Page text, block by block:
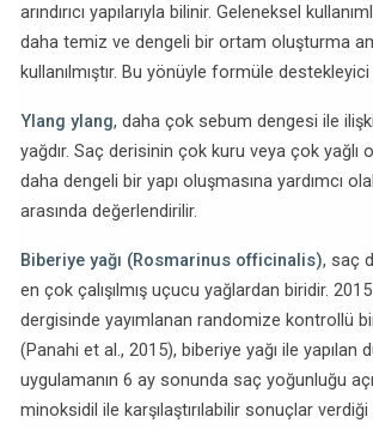
arındırıcı yapılarıyla bilinir. Geleneksel
daha temiz ve dengeli bir ortam oluşturma
kullanılmıştır. Bu yönüyle formüle
Ylang ylang, daha çok sebum dengesi ile
yağdır. Saç derisinin çok kuru veya çok yağlı
daha dengeli bir yapı oluşmasına yardımcı
arasında değerlendirilir.
Biberiye yağı (Rosmarinus officinalis), saç
en çok çalışılmış uçucu yağlardan biridir. 2015
dergisinde yayımlanan randomize kontrollü
(Panahi et al., 2015), biberiye yağı ile yapılan
uygulamanın 6 ay sonunda saç yoğunluğu
minoksidil ile karşılaştırılabilir sonuçlar verdiği